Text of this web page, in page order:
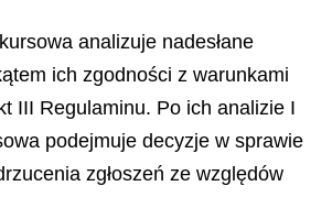
analizuje nadesłane
ich zgodności z warunkami
III Regulaminu. Po ich analizie I
podejmuje decyzje w sprawie
zgłoszeń ze względów